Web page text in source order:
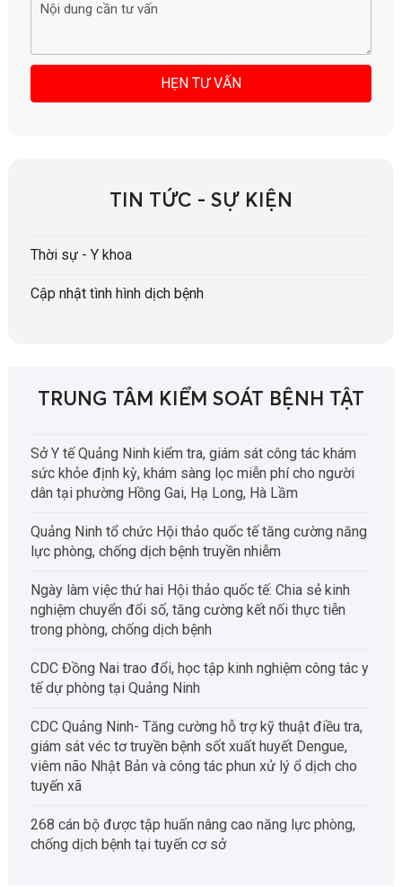
TIN TỨC - SỰ KIỆN
Thời sự - Y khoa
Cập nhật tình hình dịch bệnh
TRUNG TÂM KIỂM SOÁT BỆNH TẬT
Sở Y tế Quảng Ninh kiểm tra, giám sát công tác khám
sức khỏe định kỳ, khám sàng lọc miễn phí cho người
dân tại phường Hồng Gai, Hạ Long, Hà Lầm
Quảng Ninh tổ chức Hội thảo quốc tế tăng cường năng
lực phòng, chống dịch bệnh truyền nhiễm
Ngày làm việc thứ hai Hội thảo quốc tế: Chia sẻ kinh
nghiệm chuyển đổi số, tăng cường kết nối thực tiễn
trong phòng, chống dịch bệnh
CDC Đồng Nai trao đổi, học tập kinh nghiệm công tác y
tế dự phòng tại Quảng Ninh
CDC Quảng Ninh- Tăng cường hỗ trợ kỹ thuật điều tra,
giám sát véc tơ truyền bệnh sốt xuất huyết Dengue,
viêm não Nhật Bản và công tác phun xử lý ổ dịch cho
tuyến xã
268 cán bộ được tập huấn nâng cao năng lực phòng,
chống dịch bệnh tại tuyến cơ sở